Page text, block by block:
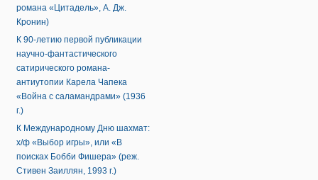
романа «Цитадель», А. Дж.
Кронин)
К 90-летию первой публикации
научно-фантастического
сатирического романа-
антиутопии Карела Чапека
«Война с саламандрами» (1936
г.)
К Международному Дню шахмат:
х/ф «Выбор игры», или «В
поисках Бобби Фишера» (реж.
Стивен Заиллян, 1993 г.)